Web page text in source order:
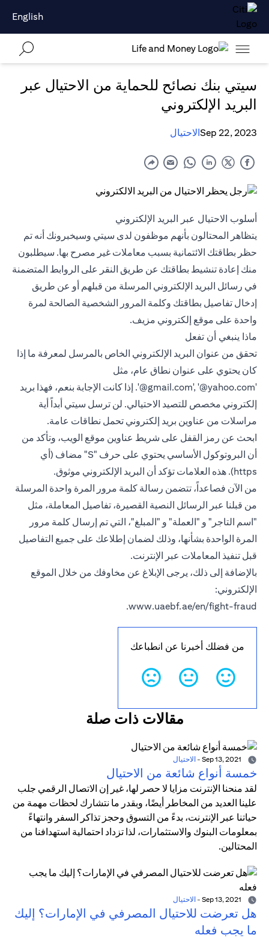
English
سيتي بنك نصائح للحماية من الاحتيال عبر
البريد الإلكتروني
Sep 22, 2023الاحتيال
أسلوب الاحتيال عبر البريد الإلكتروني
يتظاهر المحتالون بأنهم موظفون لدى سيتي وسيخبرونك أنه تم
حظر بطاقتك الائتمانية بسبب معاملات غير مصرح بها. سيطلبون
منك إعادة تنشيط بطاقتك عن طريق النقر على الروابط المتضمنة
في رسائل البريد الإلكتروني المرسلة من قبلهم أو عن طريق
إدخال تفاصيل بطاقتك وكلمة المرور الشخصية الصالحة لمرة
واحدة على موقع إلكتروني مزيف.
ماذا ينبغي أن تفعل
تحقق من عنوان البريد الإلكتروني الخاص بالمرسل لمعرفة ما إذا
كان يحتوي على عنوان نطاق عام، مثل
‎'@gmail.com', ‎'@yahoo.com‎'‎. إذا كانت الإجابة بنعم، فهذا بريد
إلكتروني مخصص للتصيد الاحتيالي. لن ترسل سيتي أبداً أية
مراسلات من عناوين بريد إلكتروني تحمل نطاقات عامة.
ابحث عن رمز القفل على شريط عناوين موقع الويب، وتأكد من
أن البروتوكول الأساسي يحتوي على حرف "S" مضاف (أي
https). هذه العلامات تؤكد أن البريد الإلكتروني موثوق.
من الآن فصاعداً، تتضمن رسالة كلمة مرور المرة واحدة المرسلة
من قبلنا عبر الرسائل النصية القصيرة، تفاصيل المعاملة، مثل
"اسم التاجر" و "العملة" و "المبلغ"، التي تم إرسال كلمة مرور
المرة الواحدة بشأنها، وذلك لضمان إطلاعك على جميع التفاصيل
قبل تنفيذ المعاملات عبر الإنترنت.
بالإضافة إلى ذلك، يرجى الإبلاغ عن مخاوفك من خلال الموقع
الإلكتروني:
www.uaebf.ae/en/fight-fraud
.
من فضلك أخبرنا عن انطباعك
مقالات ذات صلة
- الاحتيال
خمسة أنواع شائعة من الاحتيال
لقد منحنا الإنترنت مزايا لا حصر لها، غير إن الاتصال الرقمي جلب
علينا العديد من المخاطر أيضًا، وبقدر ما نتشارك لحظات مهمة من
حياتنا عبر الإنترنت، بدءً من التسوق وحجز تذاكر السفر وانتهاءً
بمعلومات البنوك والاستثمارات، لذا تزداد احتمالية استهدافنا من
المحتالين.
- الاحتيال
هل تعرضت للاحتيال المصرفي في الإمارات؟ إليك
ما يجب فعله